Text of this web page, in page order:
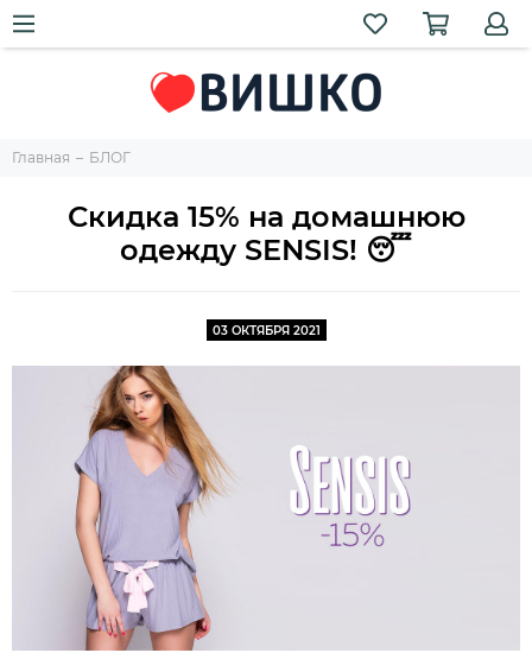
Главная БЛОГ
Скидка 15% на домашнюю
одежду SENSIS! 😴
03 ОКТЯБРЯ 2021